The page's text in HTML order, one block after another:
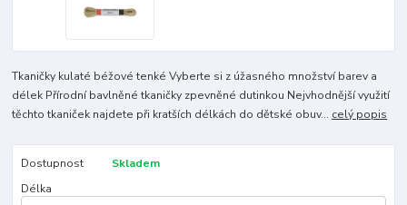
Tkaničky kulaté béžové tenké Vyberte si z úžasného množství barev a
délek Přírodní bavlněné tkaničky zpevněné dutinkou Nejvhodnější využití
těchto tkaniček najdete při kratších délkách do dětské obuv... celý popis
Dostupnost
Skladem
Délka